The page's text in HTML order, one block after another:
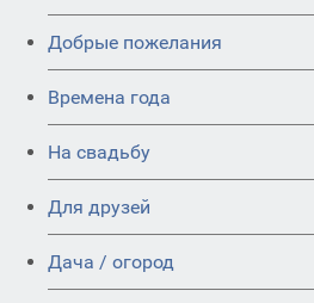
Добрые пожелания
Времена года
На свадьбу
Для друзей
Дача / огород